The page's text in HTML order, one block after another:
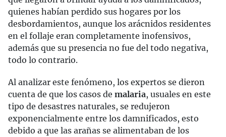
quienes habían perdido sus hogares por los
desbordamientos, aunque los arácnidos residentes
en el follaje eran completamente inofensivos,
además que su presencia no fue del todo negativa,
todo lo contrario.
Al analizar este fenómeno, los expertos se dieron
cuenta de que los casos de malaria, usuales en este
tipo de desastres naturales, se redujeron
exponencialmente entre los damnificados, esto
debido a que las arañas se alimentaban de los